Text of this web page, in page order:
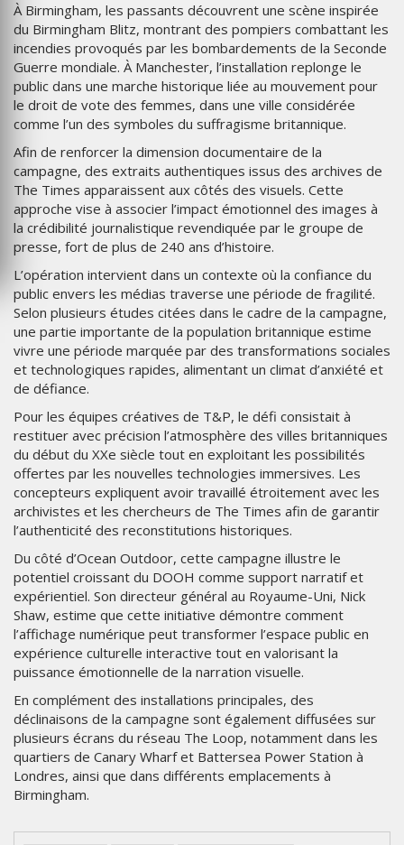
À Birmingham, les passants découvrent une scène inspirée
du Birmingham Blitz, montrant des pompiers combattant les
incendies provoqués par les bombardements de la Seconde
Guerre mondiale. À Manchester, l’installation replonge le
public dans une marche historique liée au mouvement pour
le droit de vote des femmes, dans une ville considérée
comme l’un des symboles du suffragisme britannique.
Afin de renforcer la dimension documentaire de la
campagne, des extraits authentiques issus des archives de
The Times apparaissent aux côtés des visuels. Cette
approche vise à associer l’impact émotionnel des images à
la crédibilité journalistique revendiquée par le groupe de
presse, fort de plus de 240 ans d’histoire.
L’opération intervient dans un contexte où la confiance du
public envers les médias traverse une période de fragilité.
Selon plusieurs études citées dans le cadre de la campagne,
une partie importante de la population britannique estime
vivre une période marquée par des transformations sociales
et technologiques rapides, alimentant un climat d’anxiété et
de défiance.
Pour les équipes créatives de T&P, le défi consistait à
restituer avec précision l’atmosphère des villes britanniques
du début du XXe siècle tout en exploitant les possibilités
offertes par les nouvelles technologies immersives. Les
concepteurs expliquent avoir travaillé étroitement avec les
archivistes et les chercheurs de The Times afin de garantir
l’authenticité des reconstitutions historiques.
Du côté d’Ocean Outdoor, cette campagne illustre le
potentiel croissant du DOOH comme support narratif et
expérientiel. Son directeur général au Royaume-Uni, Nick
Shaw, estime que cette initiative démontre comment
l’affichage numérique peut transformer l’espace public en
expérience culturelle interactive tout en valorisant la
puissance émotionnelle de la narration visuelle.
En complément des installations principales, des
déclinaisons de la campagne sont également diffusées sur
plusieurs écrans du réseau The Loop, notamment dans les
quartiers de Canary Wharf et Battersea Power Station à
Londres, ainsi que dans différents emplacements à
Birmingham.